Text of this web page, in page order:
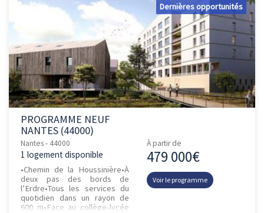
Dernières opportunités
PROGRAMME NEUF
NANTES (44000)
Nantes - 44000
1 logement disponible
•Chemin de la Houssinière•À
deux pas des bords de
l’Erdre•Tous les services du
quotidien dans un rayon de
600 m•Face au collège-lycée
À partir de
479 000€
Voir le programme